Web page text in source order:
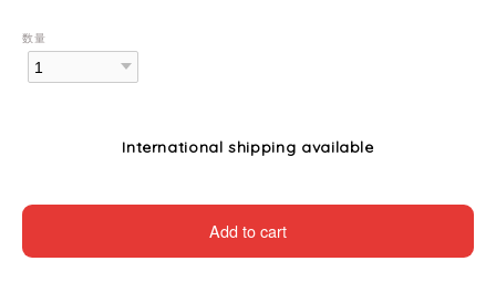
数量
International shipping available
Add to cart